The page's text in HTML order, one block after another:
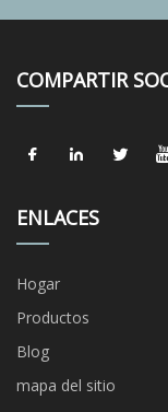
COMPARTIR
ENLACES
Hogar
Productos
Blog
mapa del sitio